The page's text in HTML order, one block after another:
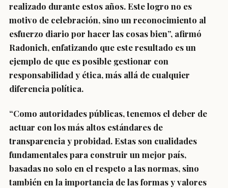
realizado durante estos años. Este logro no es
motivo de celebración, sino un reconocimiento al
esfuerzo diario por hacer las cosas bien”, afirmó
Radonich, enfatizando que este resultado es un
ejemplo de que es posible gestionar con
responsabilidad y ética, más allá de cualquier
diferencia política.
“Como autoridades públicas, tenemos el deber de
actuar con los más altos estándares de
transparencia y probidad. Estas son cualidades
fundamentales para construir un mejor país,
basadas no solo en el respeto a las normas, sino
también en la importancia de las formas y valores